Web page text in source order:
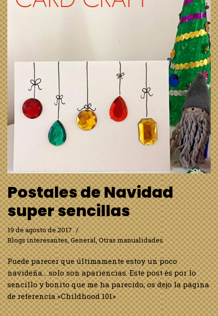
Postales de Navidad
super sencillas
19 de agosto de 2017
Blogs interesantes,General,Otras manualidades
Puede parecer que últimamente estoy un poco
navideña… solo son apariencias. Este post és por lo
sencillo y bonito que me ha parecido, os dejo la página
de referencia «Childhood 101»